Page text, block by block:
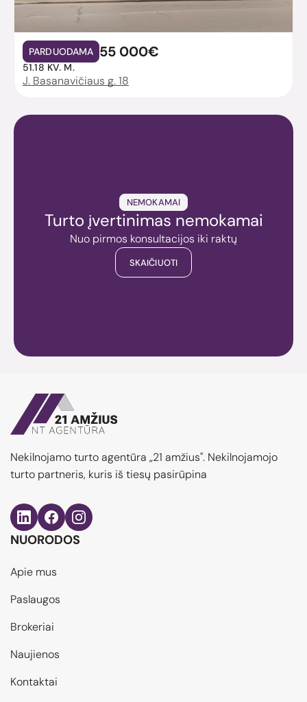
PARDUODAMA 55 000€
51.18 KV. M.
J. Basanavičiaus g. 18
NEMOKAMAI
Turto įvertinimas nemokamai
Nuo pirmos konsultacijos iki raktų
SKAIČIUOTI
Nekilnojamo turto agentūra „21 amžius". Nekilnojamojo
turto partneris, kuris iš tiesų pasirūpina
NUORODOS
Apie mus
Paslaugos
Brokeriai
Naujienos
Kontaktai